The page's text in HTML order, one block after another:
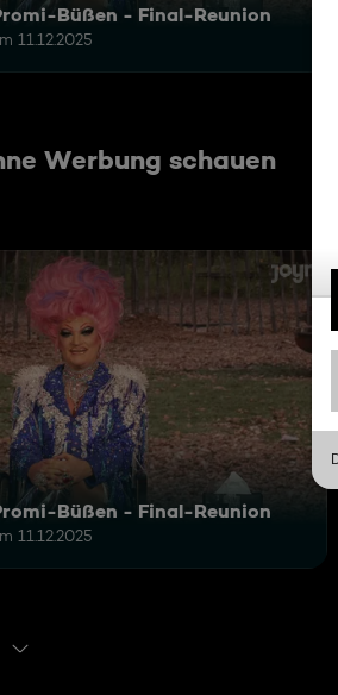
Büßen - Final-Reunion
11.12.2025
Werbung schauen
Büßen - Final-Reunion
11.12.2025